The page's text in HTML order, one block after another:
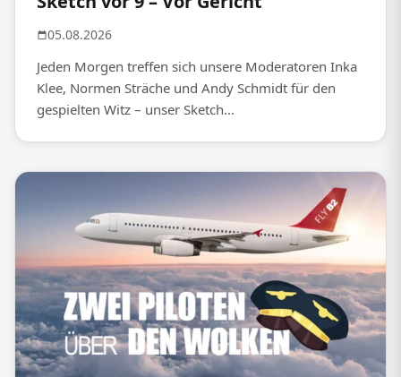
05.08.2026
Jeden Morgen treffen sich unsere Moderatoren Inka
Klee, Normen Sträche und Andy Schmidt für den
gespielten Witz – unser Sketch...